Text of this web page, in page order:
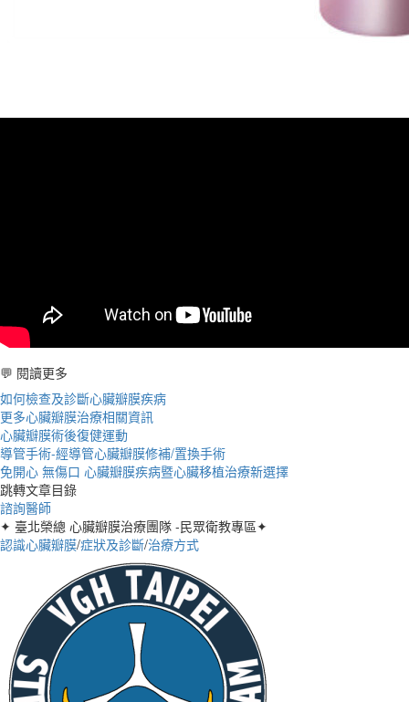
💬 閱讀更多
如何檢查及診斷心臟瓣膜疾病
更多心臟瓣膜治療相關資訊
心臟瓣膜術後復健運動
導管手術-經導管心臟瓣膜修補/置換手術
免開心 無傷口 心臟瓣膜疾病暨心臟移植治療新選擇
跳轉文章目錄
諮詢醫師
✦ 臺北榮總 心臟瓣膜治療團隊 -民眾衛教專區✦
認識心臟瓣膜/症狀及診斷/治療方式